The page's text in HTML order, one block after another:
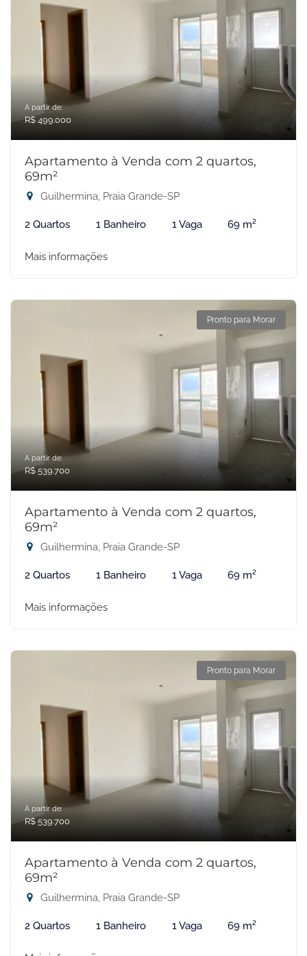
A partir de:
R$ 499.000
Apartamento à Venda com 2 quartos,
69m²
Guilhermina, Praia Grande-SP
2 Quartos 1 Banheiro 1 Vaga 69 m²
Mais informações
Pronto para Morar
A partir de:
R$ 539.700
Apartamento à Venda com 2 quartos,
69m²
Guilhermina, Praia Grande-SP
2 Quartos 1 Banheiro 1 Vaga 69 m²
Mais informações
Pronto para Morar
A partir de:
R$ 539.700
Apartamento à Venda com 2 quartos,
69m²
Guilhermina, Praia Grande-SP
2 Quartos 1 Banheiro 1 Vaga 69 m²